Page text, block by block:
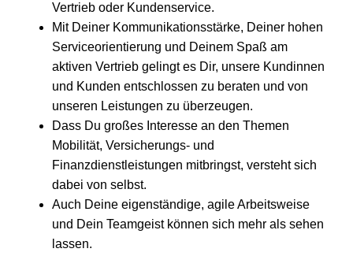
Vertrieb oder Kundenservice.
Mit Deiner Kommunikationsstärke, Deiner hohen
Serviceorientierung und Deinem Spaß am
aktiven Vertrieb gelingt es Dir, unsere Kundinnen
und Kunden entschlossen zu beraten und von
unseren Leistungen zu überzeugen.
Dass Du großes Interesse an den Themen
Mobilität, Versicherungs- und
Finanzdienstleistungen mitbringst, versteht sich
dabei von selbst.
Auch Deine eigenständige, agile Arbeitsweise
und Dein Teamgeist können sich mehr als sehen
lassen.